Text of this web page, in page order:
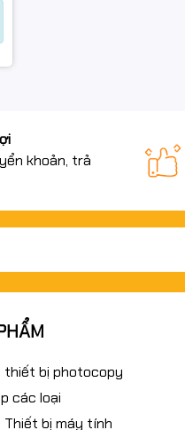
khoản, trả
thiết bị photocopy
các loại
Thiết bị máy tính